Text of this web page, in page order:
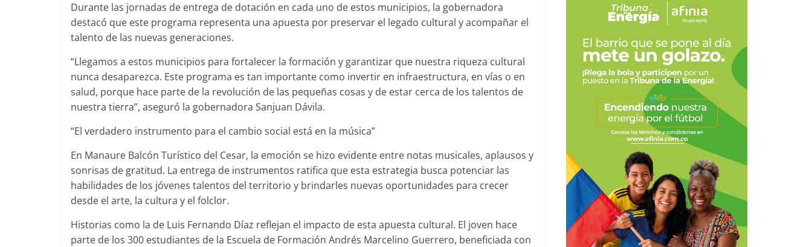
Durante las jornadas de entrega de dotación en cada uno de estos municipios, la gobernadora
destacó que este programa representa una apuesta por preservar el legado cultural y acompañar el
talento de las nuevas generaciones.
“Llegamos a estos municipios para fortalecer la formación y garantizar que nuestra riqueza cultural
nunca desaparezca. Este programa es tan importante como invertir en infraestructura, en vías o en
salud, porque hace parte de la revolución de las pequeñas cosas y de estar cerca de los talentos de
nuestra tierra”, aseguró la gobernadora Sanjuan Dávila.
“El verdadero instrumento para el cambio social está en la música”
En Manaure Balcón Turístico del Cesar, la emoción se hizo evidente entre notas musicales, aplausos y
sonrisas de gratitud. La entrega de instrumentos ratifica que esta estrategia busca potenciar las
habilidades de los jóvenes talentos del territorio y brindarles nuevas oportunidades para crecer
desde el arte, la cultura y el folclor.
Historias como la de Luis Fernando Díaz reflejan el impacto de esta apuesta cultural. El joven hace
parte de los 300 estudiantes de la Escuela de Formación Andrés Marcelino Guerrero, beneficiada con